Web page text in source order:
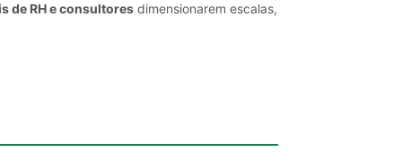
de RH e consultores dimensionarem escalas,